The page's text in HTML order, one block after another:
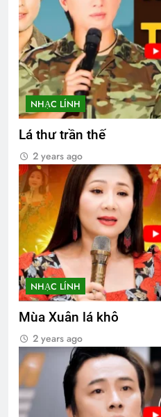
NHẠC LÍNH
Lá thư trần thế
2 years ago
NHẠC LÍNH
Mùa Xuân lá khô
2 years ago